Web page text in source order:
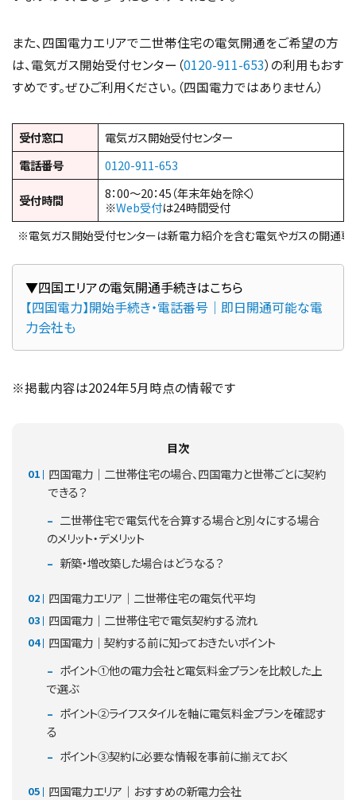
また、四国電力エリアで二世帯住宅の電気開通をご希望の方
は、電気ガス開始受付センター（0120-911-653）の利用もおす
すめです。ぜひご利用ください。（四国電力ではありません）
受付窓口
電気ガス開始受付センター
電話番号
0120-911-653
受付時間
8：00～20：45（年末年始を除く）
※Web受付は24時間受付
※電気ガス開始受付センターは新電力紹介を含む電気やガスの開通専
【四国電力】開始手続き・電話番号｜即日開通可能な電
力会社も
※掲載内容は2024年5月時点の情報です
目次
四国電力｜二世帯住宅の場合、四国電力と世帯ごとに契約
できる？
二世帯住宅で電気代を合算する場合と別々にする場合
のメリット・デメリット
新築・増改築した場合はどうなる？
四国電力エリア｜二世帯住宅の電気代平均
四国電力｜二世帯住宅で電気契約する流れ
四国電力｜契約する前に知っておきたいポイント
ポイント①他の電力会社と電気料金プランを比較した上
で選ぶ
ポイント②ライフスタイルを軸に電気料金プランを確認す
る
ポイント③契約に必要な情報を事前に揃えておく
四国電力エリア｜おすすめの新電力会社